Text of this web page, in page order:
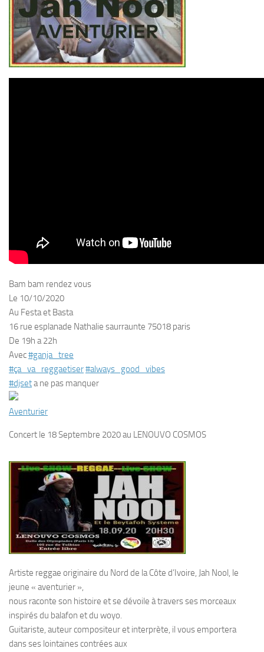
Bam bam rendez vous
Le 10/10/2020
Au Festa et Basta
16 rue esplanade Nathalie saurraunte 75018 paris
De 19h a 22h
Avec#ganja_tree
#ça_va_reggaetiser#always_good_vibes
#djseta ne pas manquer
Aventurier
Concert le 18 Septembre 2020 au LENOUVO COSMOS
Artiste reggae originaire du Nord de la Côte d’Ivoire, Jah Nool, le
jeune « aventurier »,
nous raconte son histoire et se dévoile à travers ses morceaux
inspirés du balafon et du woyo.
Guitariste, auteur compositeur et interprète, il vous emportera
dans ses lointaines contrées aux